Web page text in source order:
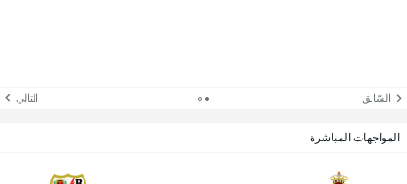
السّابق التالي
المواجهات المباشرة